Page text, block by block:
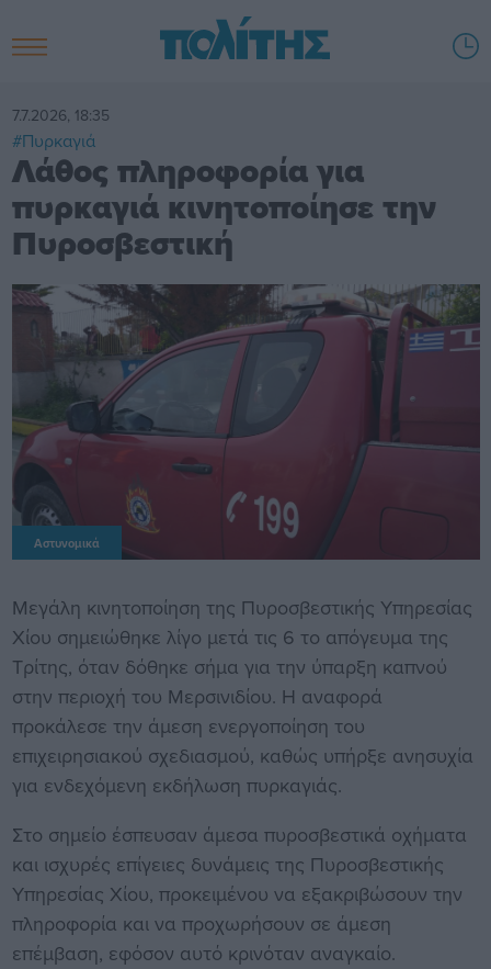
7.7.2026, 18:35
#Πυρκαγιά
Λάθος πληροφορία για
πυρκαγιά κινητοποίησε την
Πυροσβεστική
Αστυνομικά
Μεγάλη κινητοποίηση της Πυροσβεστικής Υπηρεσίας
Χίου σημειώθηκε λίγο μετά τις 6 το απόγευμα της
Τρίτης, όταν δόθηκε σήμα για την ύπαρξη καπνού
στην περιοχή του Μερσινιδίου. Η αναφορά
προκάλεσε την άμεση ενεργοποίηση του
επιχειρησιακού σχεδιασμού, καθώς υπήρξε ανησυχία
για ενδεχόμενη εκδήλωση πυρκαγιάς.
Στο σημείο έσπευσαν άμεσα πυροσβεστικά οχήματα
και ισχυρές επίγειες δυνάμεις της Πυροσβεστικής
Υπηρεσίας Χίου, προκειμένου να εξακριβώσουν την
πληροφορία και να προχωρήσουν σε άμεση
επέμβαση, εφόσον αυτό κρινόταν αναγκαίο.